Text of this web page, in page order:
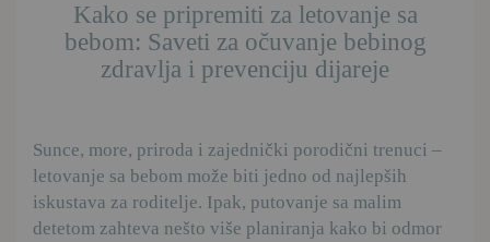
Kako se pripremiti za letovanje sa
bebom: Saveti za očuvanje bebinog
zdravlja i prevenciju dijareje
Sunce, more, priroda i zajednički porodični trenuci –
letovanje sa bebom može biti jedno od najlepših
iskustava za roditelje. Ipak, putovanje sa malim
detetom zahteva nešto više planiranja kako bi odmor